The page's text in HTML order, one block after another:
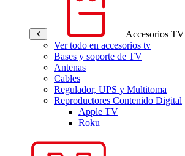
Accesorios TV
Ver todo en accesorios tv
Bases y soporte de TV
Antenas
Cables
Regulador, UPS y Multitoma
Reproductores Contenido Digital
Apple TV
Roku